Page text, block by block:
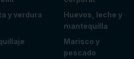
y verdura
Huevos, leche y
mantequilla
Marisco y
pescado